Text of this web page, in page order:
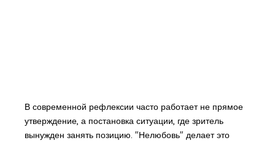
В современной рефлексии часто работает не прямое
утверждение, а постановка ситуации, где зритель
вынужден занять позицию. "Нелюбовь" делает это